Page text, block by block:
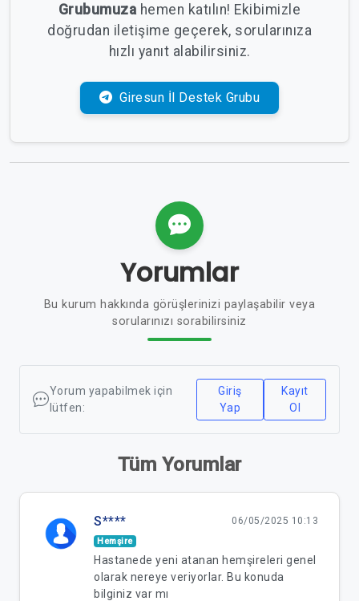
Grubumuza hemen katılın! Ekibimizle
doğrudan iletişime geçerek, sorularınıza
hızlı yanıt alabilirsiniz.
Giresun İl Destek Grubu
Yorumlar
Bu kurum hakkında görüşlerinizi paylaşabilir veya
sorularınızı sorabilirsiniz
Yorum yapabilmek için
lütfen:
Giriş
Yap
Kayıt
Ol
Tüm Yorumlar
S****
Hemşire
06/05/2025 10:13
Hastanede yeni atanan hemşireleri genel
olarak nereye veriyorlar. Bu konuda
bilginiz var mı